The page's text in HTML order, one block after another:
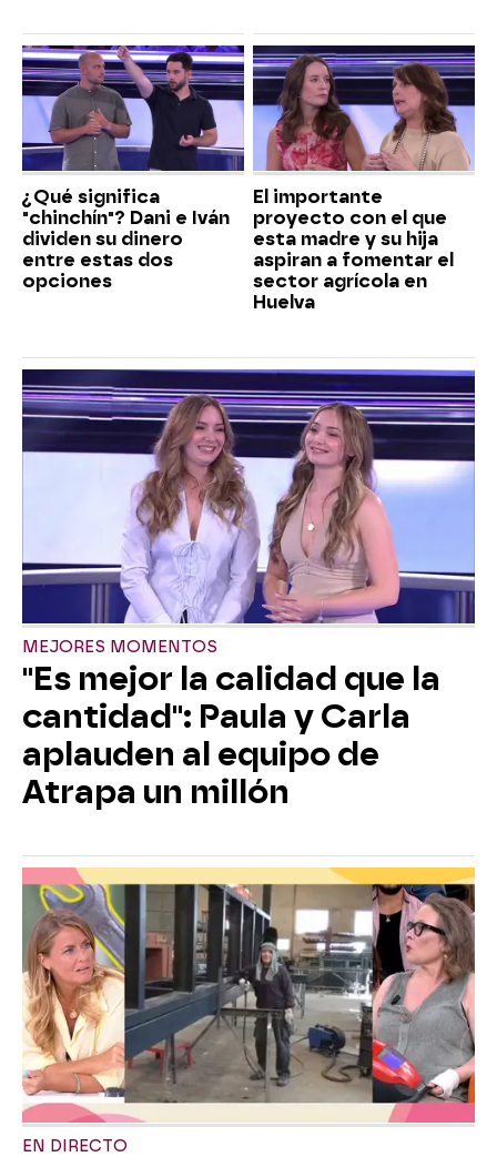
¿Qué significa
"chinchín"? Dani e Iván
dividen su dinero
entre estas dos
opciones
El importante
proyecto con el que
esta madre y su hija
aspiran a fomentar el
sector agrícola en
Huelva
MEJORES MOMENTOS
"Es mejor la calidad que la
cantidad": Paula y Carla
aplauden al equipo de
Atrapa un millón
EN DIRECTO